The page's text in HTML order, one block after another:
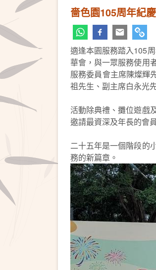
嗇色園105周年紀
適逢本園服務踏入105
華會，與一眾服務使用
服務委員會主席陳燦輝
祖先生、副主席白永光
活動除典禮、攤位遊戲
邀請最資深及年長的會
二十五年是一個階段的
務的新篇章。